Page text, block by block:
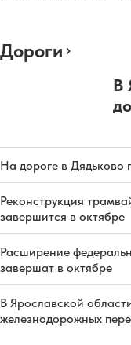
Дороги
В
На дороге в Дядьково
Реконструкция
завершится в октябре
Расширение
завершат в октябре
В Ярославской
железнодорожных